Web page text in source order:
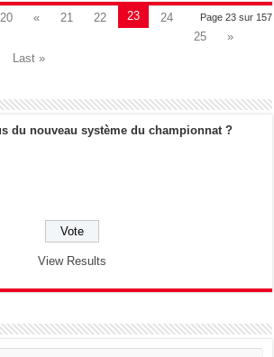
Page 23 sur 157
20 « 21 22 23
24
25
»
Last »
du nouveau système du championnat ?
View Results